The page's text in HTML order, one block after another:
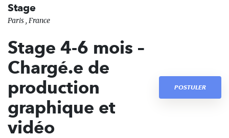
Stage
Paris , France
Stage 4-6 mois –
Chargé.e de
production
graphique et
vidéo
POSTULER